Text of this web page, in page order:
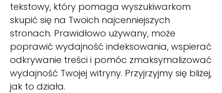
tekstowy, który pomaga wyszukiwarkom
skupić się na Twoich najcenniejszych
stronach. Prawidłowo używany, może
poprawić wydajność indeksowania, wspierać
odkrywanie treści i pomóc zmaksymalizować
wydajność Twojej witryny. Przyjrzyjmy się bliżej,
jak to działa.